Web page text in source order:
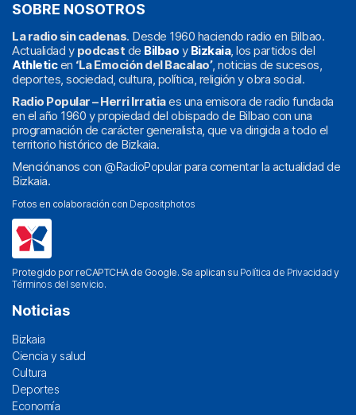
SOBRE NOSOTROS
La radio sin cadenas. Desde 1960 haciendo radio en Bilbao.
Actualidad y podcast de Bilbao y Bizkaia, los partidos del
Athleticen ‘La Emoción del Bacalao’, noticias de sucesos,
deportes, sociedad, cultura, política, religión y obra social.
Radio Popular – Herri Irratiaes una emisora de radio fundada
en el año 1960 y propiedad del obispado de Bilbao con una
programación de carácter generalista, que va dirigida a todo el
territorio histórico de Bizkaia.
Menciónanos con @RadioPopularpara comentar la actualidad de
Bizkaia.
Fotos en colaboración con Depositphotos
Protegido por reCAPTCHA de Google. Se aplican su Política de Privacidad y
Términos del servicio.
Noticias
Bizkaia
Ciencia y salud
Cultura
Deportes
Economía